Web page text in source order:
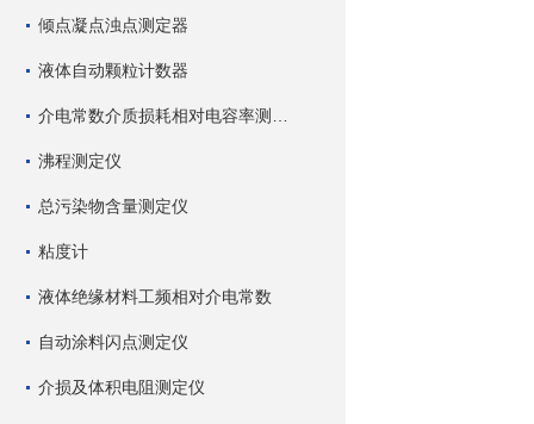
倾点凝点浊点测定器
液体自动颗粒计数器
沸程测定仪
总污染物含量测定仪
粘度计
液体绝缘材料工频相对介电常数
自动涂料闪点测定仪
介损及体积电阻测定仪